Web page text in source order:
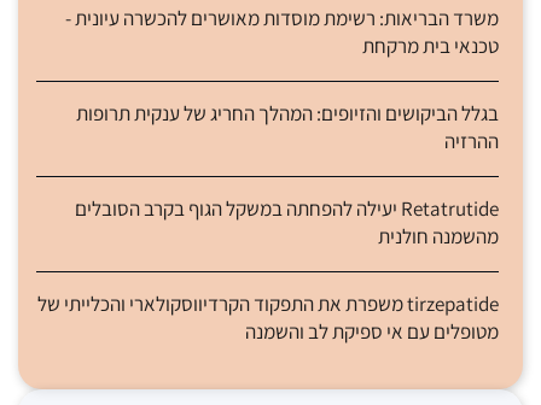
משרד הבריאות: רשימת מוסדות מאושרים להכשרה עיונית -
טכנאי בית מרקחת
בגלל הביקושים והזיופים: המהלך החריג של ענקית תרופות
ההרזיה
Retatrutide יעילה להפחתה במשקל הגוף בקרב הסובלים
מהשמנה חולנית
tirzepatide משפרת את התפקוד הקרדיווסקולארי והכלייתי של
מטופלים עם אי ספיקת לב והשמנה